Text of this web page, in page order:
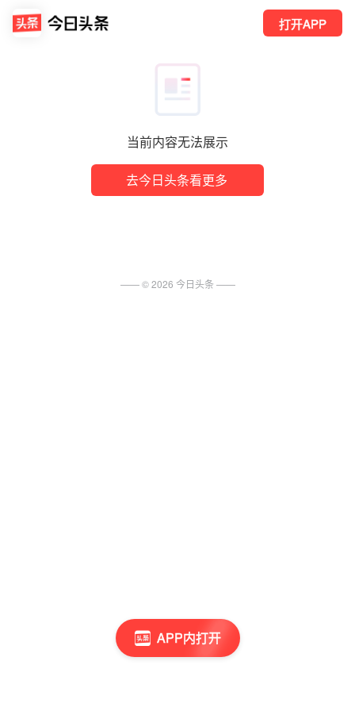
当前内容无法展示
去今日头条看更多
打开APP
APP内打开
—— ©2026 今日头条 ——